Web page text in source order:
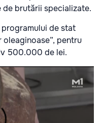
brutării specializate.
de stat
pentru
500.000 de lei.